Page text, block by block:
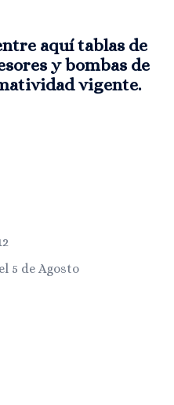
aquí tablas de
y bombas de
vigente.
5 de Agosto